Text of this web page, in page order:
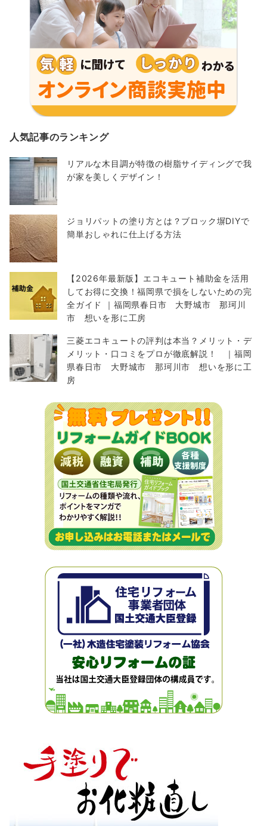
人気記事のランキング
リアルな木目調が特徴の樹脂サイディングで我
が家を美しくデザイン！
ジョリパットの塗り方とは？ブロック塀DIYで
簡単おしゃれに仕上げる方法
【2026年最新版】エコキュート補助金を活用
してお得に交換！福岡県で損をしないための完
全ガイド ｜福岡県春日市 大野城市 那珂川
市 想いを形に工房
三菱エコキュートの評判は本当？メリット・デ
メリット・口コミをプロが徹底解説！ ｜福岡
県春日市 大野城市 那珂川市 想いを形に工
房